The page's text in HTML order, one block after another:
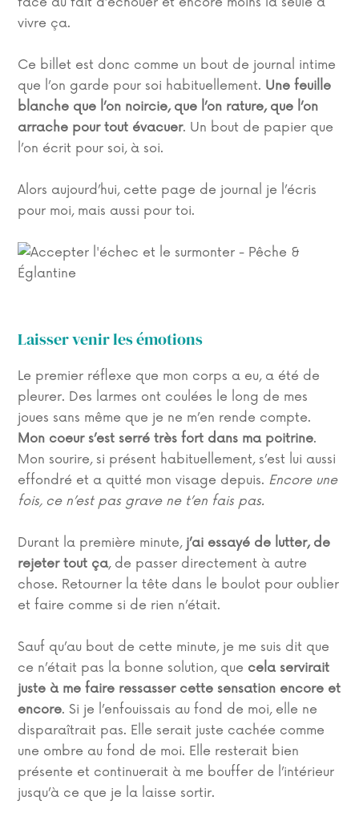
vivre ça.
Ce billet est donc comme un bout de journal intime
que l’on garde pour soi habituellement. Une feuille
blanche que l’on noircie, que l’on rature, que l’on
arrache pour tout évacuer. Un bout de papier que
l’on écrit pour soi, à soi.
Alors aujourd’hui, cette page de journal je l’écris
pour moi, mais aussi pour toi.
Laisser venir les émotions
Le premier réflexe que mon corps a eu, a été de
pleurer. Des larmes ont coulées le long de mes
joues sans même que je ne m’en rende compte.
Mon coeur s’est serré très fort dans ma poitrine.
Mon sourire, si présent habituellement, s’est lui aussi
effondré et a quitté mon visage depuis. Encore une
fois, ce n’est pas grave ne t’en fais pas.
Durant la première minute, j’ai essayé de lutter, de
rejeter tout ça, de passer directement à autre
chose. Retourner la tête dans le boulot pour oublier
et faire comme si de rien n’était.
Sauf qu’au bout de cette minute, je me suis dit que
ce n’était pas la bonne solution, que cela servirait
juste à me faire ressasser cette sensation encore et
encore. Si je l’enfouissais au fond de moi, elle ne
disparaîtrait pas. Elle serait juste cachée comme
une ombre au fond de moi. Elle resterait bien
présente et continuerait à me bouffer de l’intérieur
jusqu’à ce que je la laisse sortir.